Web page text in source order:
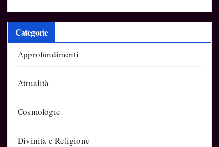
Categorie
Approfondimenti
Attualità
Cosmologie
Divinità e Religione